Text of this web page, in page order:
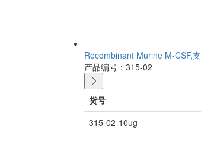
Recombinant Murine M-CSF,支
产品编号：315-02
货号
315-02-10ug